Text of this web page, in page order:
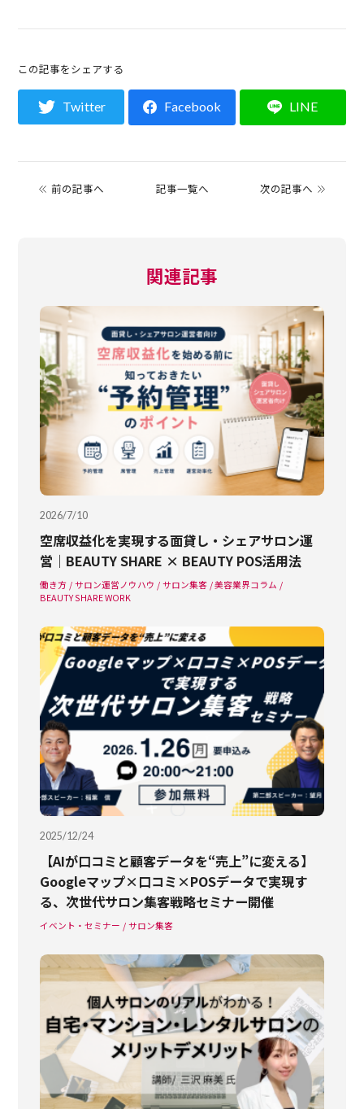
この記事をシェアする
Twitter Facebook LINE
前の記事へ 記事一覧へ 次の記事へ
関連記事
2026/7/10
空席収益化を実現する面貸し・シェアサロン運
営｜BEAUTY SHARE × BEAUTY POS活用法
働き方 サロン運営ノウハウ サロン集客
美容業界コラム
BEAUTY SHARE WORK
2025/12/24
【AIが口コミと顧客データを“売上”に変える】
Googleマップ×口コミ×POSデータで実現す
る、次世代サロン集客戦略セミナー開催
イベント・セミナー サロン集客